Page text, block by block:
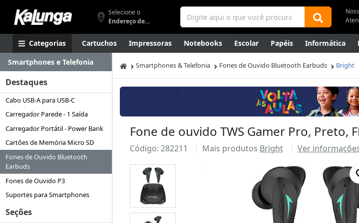
Selecione o
Endereço de entrega
Categorias Cartuchos Impressoras Notebooks Escolar Papéis Informática
Apresentação Smartphones Artes Gamers Higiene Mídias Envelopes Rede
Canetas Luxo
Smartphones e Telefonia
Destaques
Cabo USB-A para USB-C
Carregador Parede - 1 Saída
Carregador Portátil - Power Bank
Cartões de Memória Micro SD
Fones de Ouvido Bluetooth
Earbuds
Fones de Ouvido P3
Suportes para Smartphones
Seções
Smartphones & Telefonia Fones de Ouvido Bluetooth Earbuds Bright
Fone de ouvido TWS Gamer Pro, Preto,
Código: 282211 Mais produtos Bright Ver